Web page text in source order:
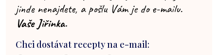
jinde nenajdete, a pošlu Vám je do e-mailu.
Vaše Jiřinka.
Chci dostávat recepty na e-mail: